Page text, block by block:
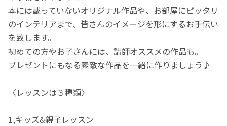
本には載っていないオリジナル作品や、お部屋にピッタリ
のインテリアまで、皆さんのイメージを形にするお手伝い
を致します。
初めての方やお子さんには、講師オススメの作品も。
プレゼントにもなる素敵な作品を一緒に作りましょう♪
〈レッスンは３種類〉
1,キッズ&親子レッスン